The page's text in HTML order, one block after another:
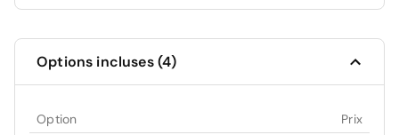
Options incluses (4)
Option Prix